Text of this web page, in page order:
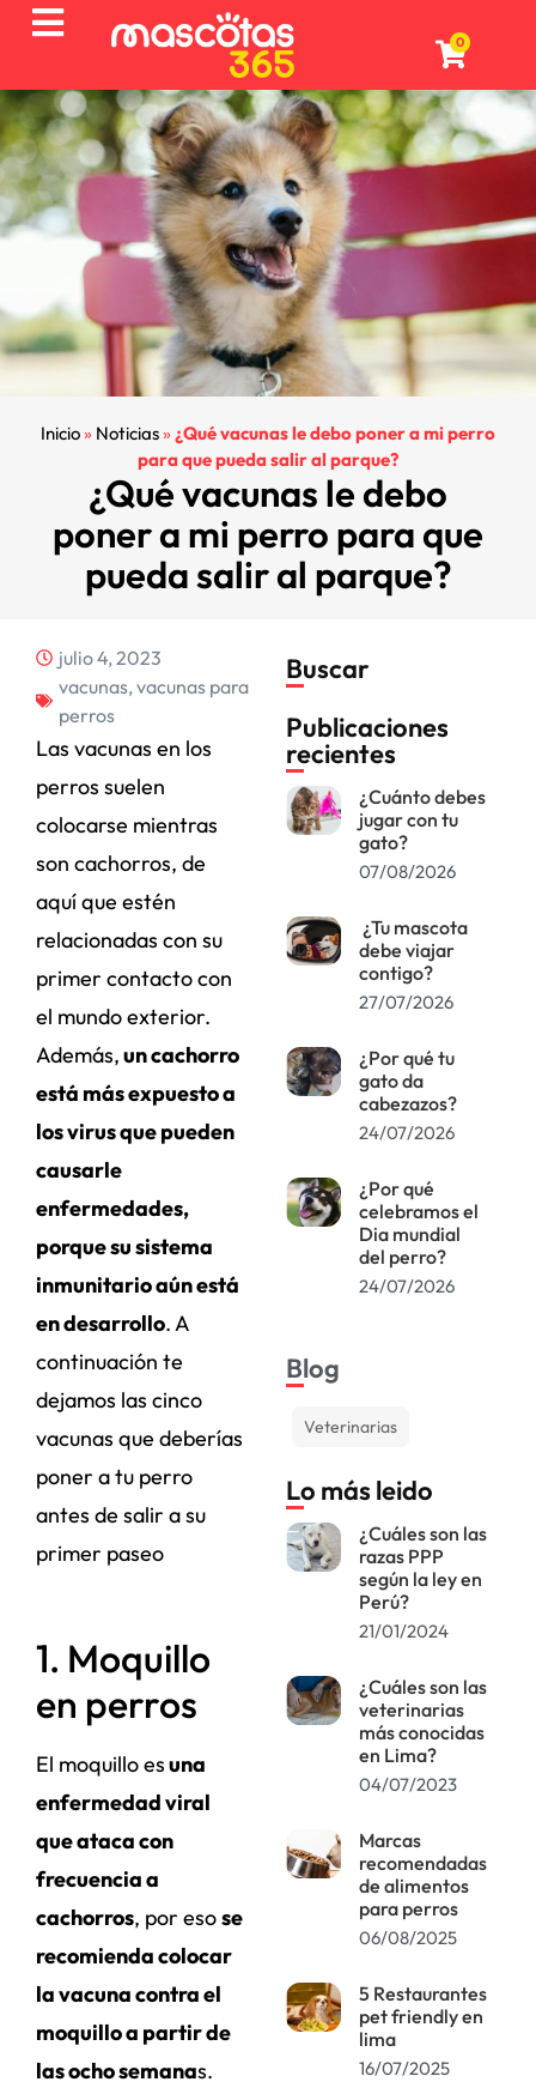
0
Inicio» Noticias»¿Qué vacunas le debo poner a mi perro
para que pueda salir al parque?
¿Qué vacunas le debo
poner a mi perro para que
pueda salir al parque?
julio 4, 2023
vacunas, vacunas para
perros
Las vacunas en los
perros suelen
colocarse mientras
son cachorros, de
aquí que estén
relacionadas con su
primer contacto con
el mundo exterior.
Además,un cachorro
está más expuesto a
los virus que pueden
causarle
enfermedades,
porque su sistema
inmunitario aún está
en desarrollo. A
continuación te
dejamos las cinco
vacunas que deberías
poner a tu perro
antes de salir a su
primer paseo
1. Moquillo
en perros
El moquillo esuna
enfermedad viral
que ataca con
frecuencia a
cachorros, por esose
recomienda colocar
la vacuna contra el
moquillo a partir de
las ocho semanas.
Buscar
Publicaciones
recientes
¿Cuánto debes
jugar con tu
gato?
07/08/2026
¿Tu mascota
debe viajar
contigo?
27/07/2026
¿Por qué tu
gato da
cabezazos?
24/07/2026
¿Por qué
celebramos el
Dia mundial
del perro?
24/07/2026
Blog
Veterinarias
Lo más leido
¿Cuáles son las
razas PPP
según la ley en
Perú?
21/01/2024
¿Cuáles son las
veterinarias
más conocidas
en Lima?
04/07/2023
Marcas
recomendadas
de alimentos
para perros
06/08/2025
5 Restaurantes
pet friendly en
lima
16/07/2025